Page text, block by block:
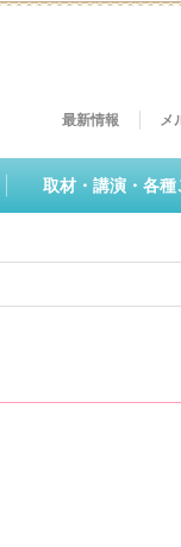
取材・講演・各種
最新情報 メ